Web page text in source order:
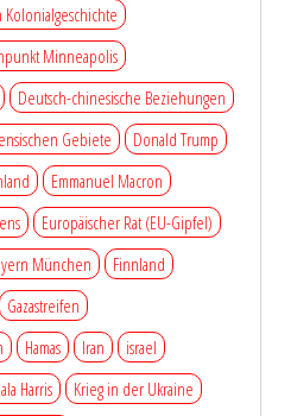
Minneapolis
Deutsch-chinesische Beziehungen
Gebiete
Donald Trump
Emmanuel Macron
Europäischer Rat (EU-Gipfel)
München
Finnland
Gazastreifen
Hamas Iran
israel
Harris
Krieg in der Ukraine